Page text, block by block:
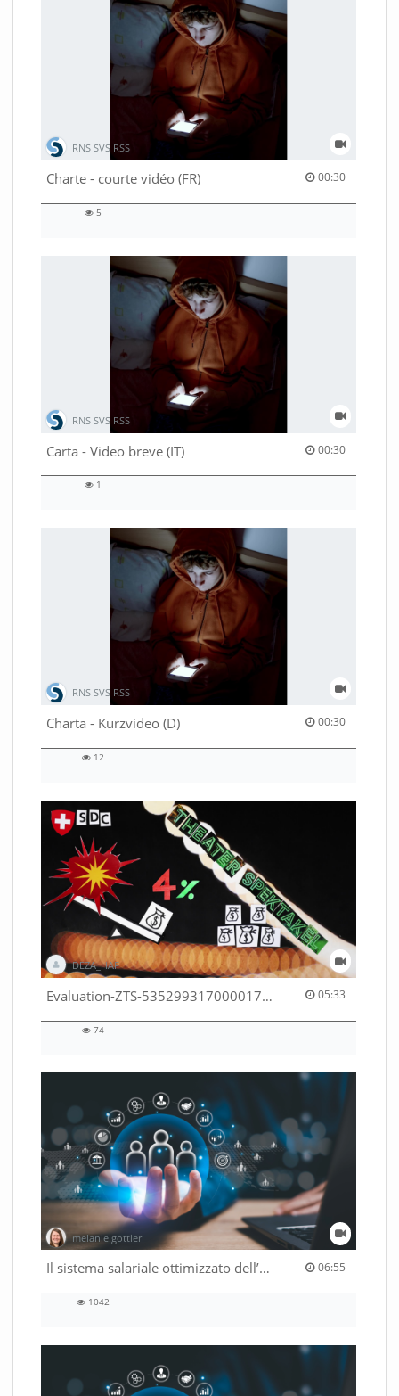
RNS SVS RSS
Charte - courte vidéo (FR) 00:30
00:30 duration
5
RNS SVS RSS
Carta - Video breve (IT) 00:30
00:30 duration
1
RNS SVS RSS
Charta - Kurzvideo (D) 00:30
00:30 duration
12
DEZA_HAF
Evaluation-ZTS-53529931700001791 05:33
05:33 duration
74
melanie.gottier
Il sistema salariale ottimizzato dell’Amministrazione federale 06:55
06:55 duration
1042